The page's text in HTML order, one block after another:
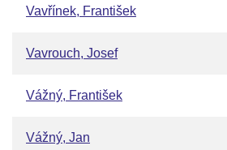
Vavřínek, František
Vavrouch, Josef
Vážný, František
Vážný, Jan